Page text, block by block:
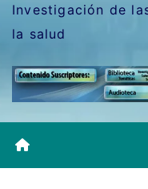
Investigación de
la salud